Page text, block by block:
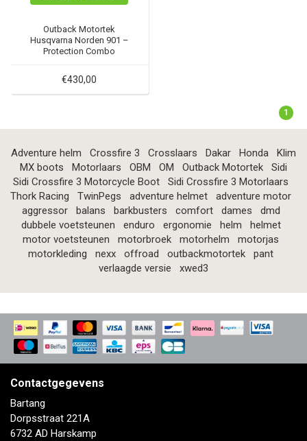
Outback Motortek
Husqvarna Norden 901 –
Protection Combo
€430,00
1
Adventure helm Crossfire 3 Crosslaars Dakar Honda
Klim
MX boots
Motorlaars OBM OM Outback Motortek
Sidi
Sidi Crossfire 3 Motorcycle Boot
Sidi Crossfire 3 Motorlaars
Thork Racing
TwinPegs adventure helmet
adventure motor
aggressor
balans barkbusters comfort dames
dmd
dubbele voetsteunen
enduro ergonomie helm
helmet
motor voetsteunen
motorbroek motorhelm
motorjas
motorkleding
nexx offroad outbackmotortek
pant
verlaagde versie
xwed3
Contactgegevens
Bartang
Dorpsstraat 221A
6732 AD Harskamp